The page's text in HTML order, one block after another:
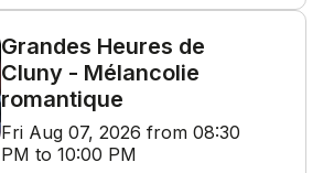
Grandes Heures de
Cluny - Mélancolie
romantique
Fri Aug 07, 2026 from 08:30
PM to 10:00 PM